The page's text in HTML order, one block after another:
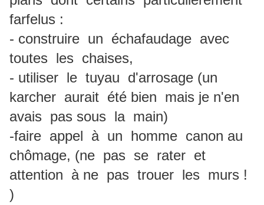
farfelus :
- construire un échafaudage avec
toutes les chaises,
- utiliser le tuyau d'arrosage (un
karcher aurait été bien mais je n'en
avais pas sous la main)
-faire appel à un homme canon au
chômage, (ne pas se rater et
attention à ne pas trouer les murs !
)